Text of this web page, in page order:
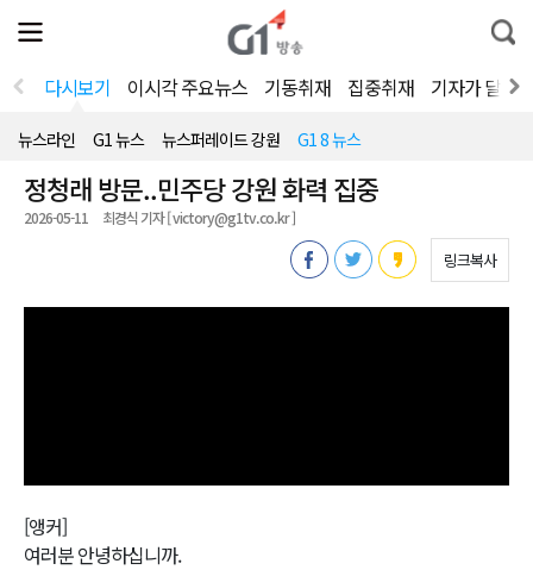
전
체
뉴
열
통
합
색
다시보기 이시각 주요뉴스 기동취재 집중취재 기자가 달려
뉴스라인 G1 뉴스 뉴스퍼레이드 강원 G1 8 뉴스
정청래 방문..민주당 강원 화력 집중
2026-05-11 최경식 기자 [ victory@g1tv.co.kr ]
링크복사
[앵커]
여러분 안녕하십니까.